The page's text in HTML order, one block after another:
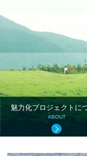
魅力化プロジェクトに
ABOUT